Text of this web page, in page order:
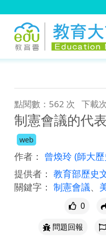
點閱數：562 次 下載
制憲會議的代表
web
作者： 曾煥玲 (師大
提供者： 教育部歷史
關鍵字： 制憲會議、
0
問題回報